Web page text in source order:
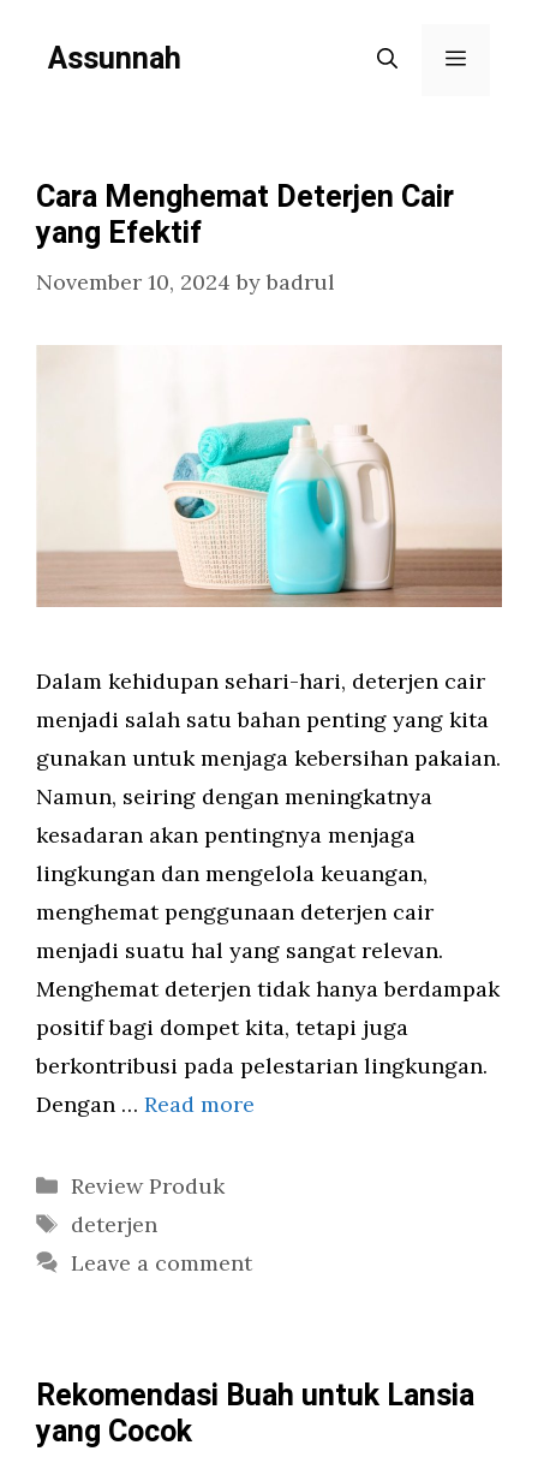
Assunnah Menu
Cara Menghemat Deterjen Cair
yang Efektif
November 10, 2024 bybadrul
Dalam kehidupan sehari-hari, deterjen cair
menjadi salah satu bahan penting yang kita
gunakan untuk menjaga kebersihan pakaian.
Namun, seiring dengan meningkatnya
kesadaran akan pentingnya menjaga
lingkungan dan mengelola keuangan,
menghemat penggunaan deterjen cair
menjadi suatu hal yang sangat relevan.
Menghemat deterjen tidak hanya berdampak
positif bagi dompet kita, tetapi juga
berkontribusi pada pelestarian lingkungan.
Dengan … Read more
Categories
Review Produk
Tags
deterjen
Leave a comment
Rekomendasi Buah untuk Lansia
yang Cocok